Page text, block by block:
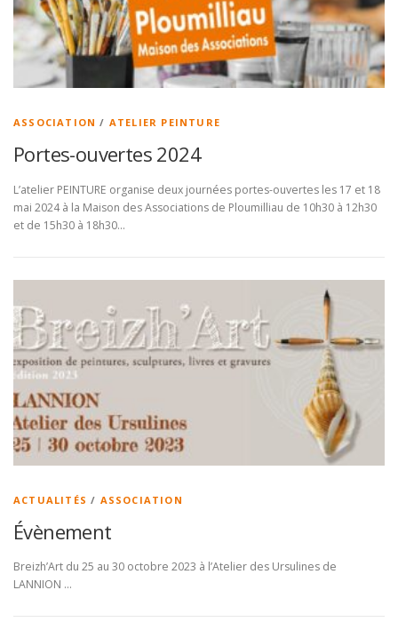
ASSOCIATION / ATELIER PEINTURE
Portes-ouvertes 2024
L’atelier PEINTURE organise deux journées portes-ouvertes les 17 et 18
mai 2024 à la Maison des Associations de Ploumilliau de 10h30 à 12h30
et de 15h30 à 18h30…
ACTUALITÉS / ASSOCIATION
Évènement
Breizh’Art du 25 au 30 octobre 2023 à l’Atelier des Ursulines de
LANNION …